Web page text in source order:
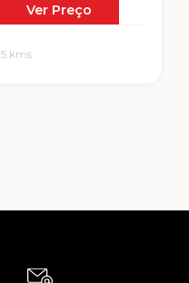
Ver Preço
5 kms